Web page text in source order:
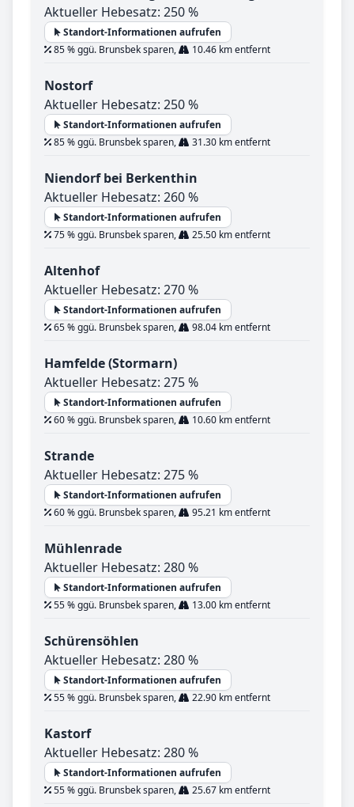
Aktueller Hebesatz: 250 %
Standort-Informationen aufrufen
85 % ggü. Brunsbek sparen,
10.46 km entfernt
Nostorf
Aktueller Hebesatz: 250 %
Standort-Informationen aufrufen
85 % ggü. Brunsbek sparen,
31.30 km entfernt
Niendorf bei Berkenthin
Aktueller Hebesatz: 260 %
Standort-Informationen aufrufen
75 % ggü. Brunsbek sparen,
25.50 km entfernt
Altenhof
Aktueller Hebesatz: 270 %
Standort-Informationen aufrufen
65 % ggü. Brunsbek sparen,
98.04 km entfernt
Hamfelde (Stormarn)
Aktueller Hebesatz: 275 %
Standort-Informationen aufrufen
60 % ggü. Brunsbek sparen,
10.60 km entfernt
Strande
Aktueller Hebesatz: 275 %
Standort-Informationen aufrufen
60 % ggü. Brunsbek sparen,
95.21 km entfernt
Mühlenrade
Aktueller Hebesatz: 280 %
Standort-Informationen aufrufen
55 % ggü. Brunsbek sparen,
13.00 km entfernt
Schürensöhlen
Aktueller Hebesatz: 280 %
Standort-Informationen aufrufen
55 % ggü. Brunsbek sparen,
22.90 km entfernt
Kastorf
Aktueller Hebesatz: 280 %
Standort-Informationen aufrufen
55 % ggü. Brunsbek sparen,
25.67 km entfernt